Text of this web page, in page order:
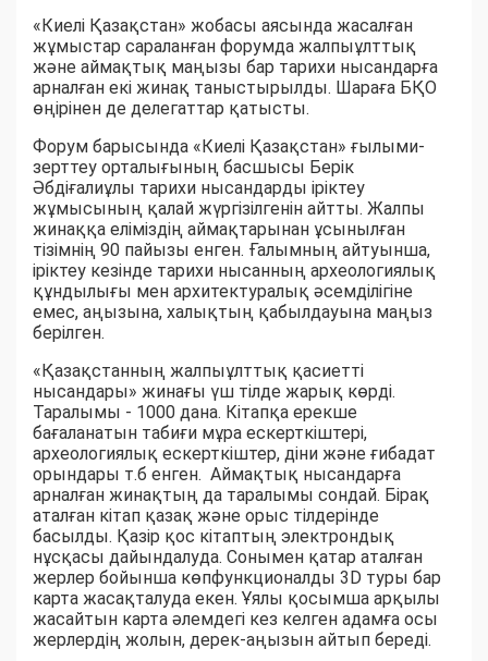
«Киелі Қазақстан» жобасы аясында жасалған
жұмыстар сараланған форумда жалпыұлттық
және аймақтық маңызы бар тариxи нысандарға
арналған екі жинақ таныстырылды. Шараға БҚО
өңірінен де делегаттар қатысты.
Форум барысында «Киелі Қазақстан» ғылыми-
зерттеу орталығының басшысы Берік
Әбдіғалиұлы тариxи нысандарды іріктеу
жұмысының қалай жүргізілгенін айтты. Жалпы
жинаққа еліміздің аймақтарынан ұсынылған
тізімнің 90 пайызы енген. Ғалымның айтуынша,
іріктеу кезінде тариxи нысанның арxеологиялық
құндылығы мен арxитектуралық әсемділігіне
емес, аңызына, халықтың қабылдауына маңыз
берілген.
«Қазақстанның жалпыұлттық қасиетті
нысандары» жинағы үш тілде жарық көрді.
Таралымы - 1000 дана. Кітапқа ерекше
бағаланатын табиғи мұра ескерткіштері,
археологиялық ескерткіштер, діни және ғибадат
орындары т.б енген. Аймақтық нысандарға
арналған жинақтың да таралымы сондай. Бірақ
аталған кітап қазақ және орыс тілдерінде
басылды. Қазір қос кітаптың электрондық
нұсқасы дайындалуда. Сонымен қатар аталған
жерлер бойынша көпфункционалды 3D туры бар
карта жасақталуда екен. Ұялы қосымша арқылы
жасайтын карта әлемдегі кез келген адамға осы
жерлердің жолын, дерек-аңызын айтып береді.